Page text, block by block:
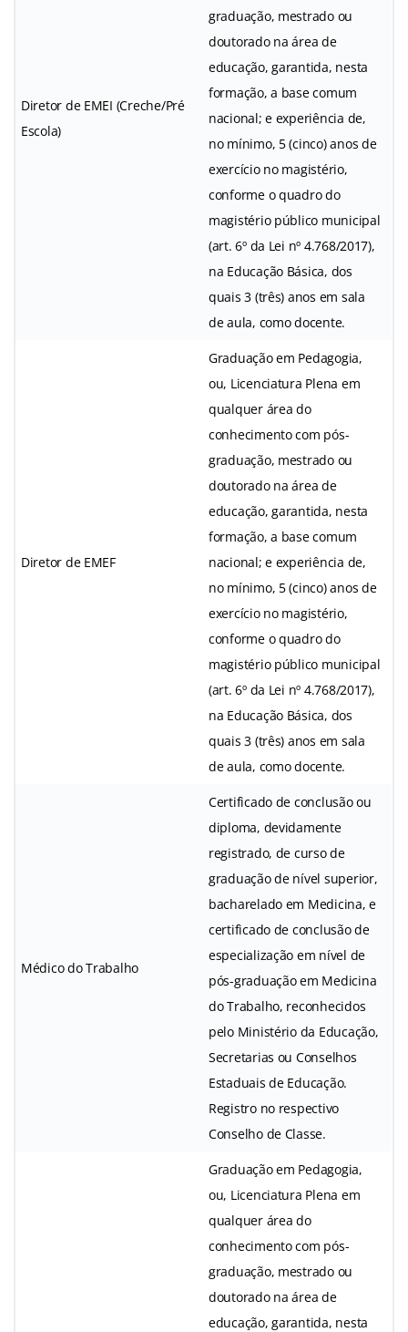
Diretor de EMEI (Creche/Pré
Escola)
graduação, mestrado ou
doutorado na área de
educação, garantida, nesta
formação, a base comum
nacional; e experiência de,
no mínimo, 5 (cinco) anos de
exercício no magistério,
conforme o quadro do
magistério público municipal
(art. 6º da Lei nº 4.768/2017),
na Educação Básica, dos
quais 3 (três) anos em sala
de aula, como docente.
Diretor de EMEF
Graduação em Pedagogia,
ou, Licenciatura Plena em
qualquer área do
conhecimento com pós-
graduação, mestrado ou
doutorado na área de
educação, garantida, nesta
formação, a base comum
nacional; e experiência de,
no mínimo, 5 (cinco) anos de
exercício no magistério,
conforme o quadro do
magistério público municipal
(art. 6º da Lei nº 4.768/2017),
na Educação Básica, dos
quais 3 (três) anos em sala
de aula, como docente.
Médico do Trabalho
Certificado de conclusão ou
diploma, devidamente
registrado, de curso de
graduação de nível superior,
bacharelado em Medicina, e
certificado de conclusão de
especialização em nível de
pós-graduação em Medicina
do Trabalho, reconhecidos
pelo Ministério da Educação,
Secretarias ou Conselhos
Estaduais de Educação.
Registro no respectivo
Conselho de Classe.
Graduação em Pedagogia,
ou, Licenciatura Plena em
qualquer área do
conhecimento com pós-
graduação, mestrado ou
doutorado na área de
educação, garantida, nesta